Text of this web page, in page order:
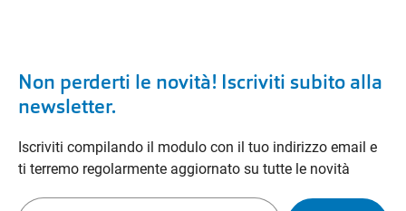
Non perderti le novità! Iscriviti subito alla
newsletter.
Iscriviti compilando il modulo con il tuo indirizzo email e
ti terremo regolarmente aggiornato su tutte le novità